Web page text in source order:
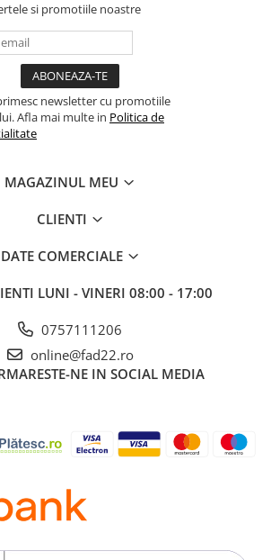
si promotiile noastre
newsletter cu promotiile
Afla mai multe in Politica de
MAGAZINUL MEU
CLIENTI
DATE COMERCIALE
LUNI - VINERI 08:00 - 17:00
0757111206
online@fad22.ro
NE IN SOCIAL MEDIA